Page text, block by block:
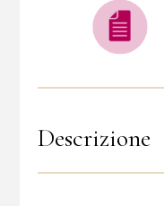
Descrizione